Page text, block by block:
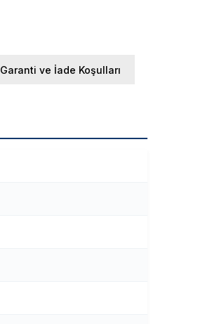
Garanti ve İade Koşulları